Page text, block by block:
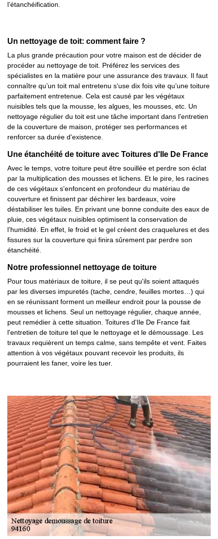
l’étanchéification.
Un nettoyage de toit: comment faire ?
La plus grande précaution pour votre maison est de décider de
procéder au nettoyage de toit. Préférez les services des
spécialistes en la matière pour une assurance des travaux. Il faut
connaître qu’un toit mal entretenu s‘use dix fois vite qu’une toiture
parfaitement entretenue. Cela est causé par les végétaux
nuisibles tels que la mousse, les algues, les mousses, etc. Un
nettoyage régulier du toit est une tâche important dans l'entretien
de la couverture de maison, protéger ses performances et
renforcer sa durée d'existence.
Une étanchéité de toiture avec Toitures d'Ile De France
Avec le temps, votre toiture peut être souillée et perdre son éclat
par la multiplication des mousses et lichens. Et le pire, les racines
de ces végétaux s'enfoncent en profondeur du matériau de
couverture et finissent par déchirer les bardeaux, voire
déstabiliser les tuiles. En privant une bonne conduite des eaux de
pluie, ces végétaux nuisibles optimisent la conservation de
l’humidité. En effet, le froid et le gel créent des craquelures et des
fissures sur la couverture qui finira sûrement par perdre son
étanchéité.
Notre professionnel nettoyage de toiture
Pour tous matériaux de toiture, il se peut qu'ils soient attaqués
par les diverses impuretés (tache, cendre, feuilles mortes…) qui
en se réunissant forment un meilleur endroit pour la pousse de
mousses et lichens. Seul un nettoyage régulier, chaque année,
peut remédier à cette situation. Toitures d'Ile De France fait
l'entretien de toiture tel que le nettoyage et le démoussage. Les
travaux requièrent un temps calme, sans tempête et vent. Faites
attention à vos végétaux pouvant recevoir les produits, ils
pourraient les faner, voire les tuer.